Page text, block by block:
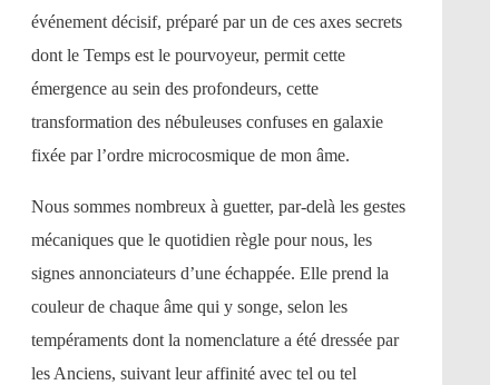
événement décisif, préparé par un de ces axes secrets
dont le Temps est le pourvoyeur, permit cette
émergence au sein des profondeurs, cette
transformation des nébuleuses confuses en galaxie
fixée par l’ordre microcosmique de mon âme.
Nous sommes nombreux à guetter, par-delà les gestes
mécaniques que le quotidien règle pour nous, les
signes annonciateurs d’une échappée. Elle prend la
couleur de chaque âme qui y songe, selon les
tempéraments dont la nomenclature a été dressée par
les Anciens, suivant leur affinité avec tel ou tel